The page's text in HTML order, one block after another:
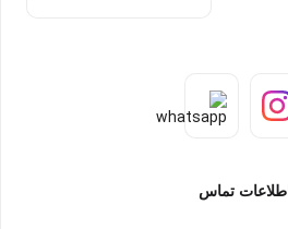
اطلاعات تماس